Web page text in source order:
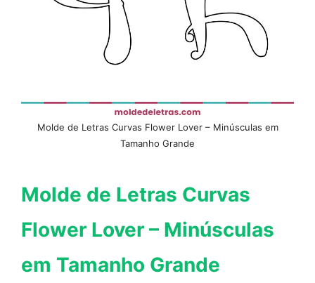
Molde de Letras Curvas Flower Lover – Minúsculas em
Tamanho Grande
Molde de Letras Curvas
Flower Lover – Minúsculas
em Tamanho Grande